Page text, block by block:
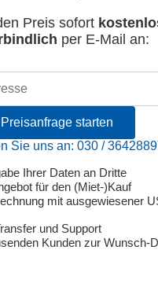
Preis sofort
per E-Mail an:
Preisanfrage starten
Sie uns an: 030 /
Ihrer Daten an Dritte
für den (Miet-)Kauf
mit ausgewiesener
und Support
Kunden zur Wunsch-